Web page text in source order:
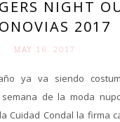
NIGHT
2017
MAY 16. 2017
ya va siendo
de la moda
Cuidad Condal la firma